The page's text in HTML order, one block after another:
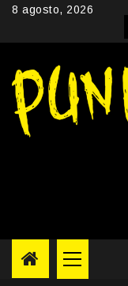
Skip8 agosto, 2026
Primary
Menu